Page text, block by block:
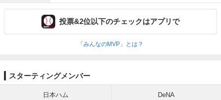
投票&2位以下のチェックはアプリで
「みんなのMVP」とは？
スターティングメンバー
日本ハム DeNA